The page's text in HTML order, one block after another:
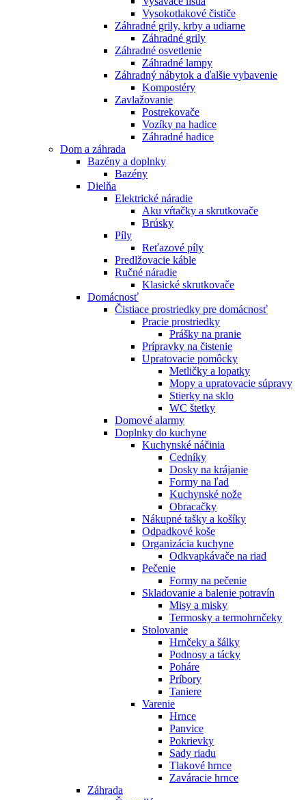
Vysokotlakové čističe
Záhradné grily, krby a udiarne
Záhradné grily
Záhradné osvetlenie
Záhradné lampy
Záhradný nábytok a ďalšie vybavenie
Kompostéry
Zavlažovanie
Postrekovače
Vozíky na hadice
Záhradné hadice
Dom a záhrada
Bazény a doplnky
Bazény
Dielňa
Elektrické náradie
Aku vŕtačky a skrutkovače
Brúsky
Píly
Reťazové píly
Predlžovacie káble
Ručné náradie
Klasické skrutkovače
Domácnosť
Čistiace prostriedky pre domácnosť
Pracie prostriedky
Prášky na pranie
Prípravky na čistenie
Upratovacie pomôcky
Metličky a lopatky
Mopy a upratovacie súpravy
Stierky na sklo
WC štetky
Domové alarmy
Doplnky do kuchyne
Kuchynské náčinia
Cedníky
Dosky na krájanie
Formy na ľad
Kuchynské nože
Obracačky
Nákupné tašky a košíky
Odpadkové koše
Organizácia kuchyne
Odkvapkávače na riad
Pečenie
Formy na pečenie
Skladovanie a balenie potravín
Misy a misky
Termosky a termohrnčeky
Stolovanie
Hrnčeky a šálky
Podnosy a tácky
Poháre
Príbory
Taniere
Varenie
Hrnce
Panvice
Pokrievky
Sady riadu
Tlakové hrnce
Zaváracie hrnce
Záhrada